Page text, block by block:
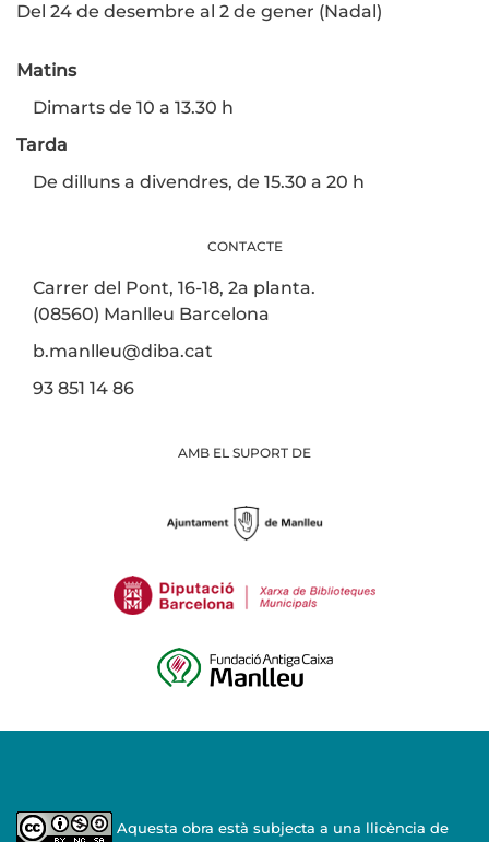
Del 24 de desembre al 2 de gener (Nadal)
Matins
Dimarts de 10 a 13.30 h
Tarda
De dilluns a divendres, de 15.30 a 20 h
CONTACTE
Carrer del Pont, 16-18, 2a planta.
(08560) Manlleu Barcelona
b.manlleu@diba.cat
93 851 14 86
AMB EL SUPORT DE
Aquesta obra està subjecta a una llicència de